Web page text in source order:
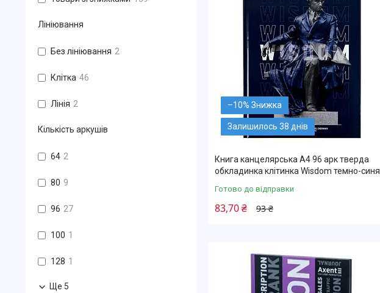
–10%
Залишилось 38 днів
Книга канцелярська А4 96 арк тверда
обкладинка клітинка Wisdom темно-синя
Готово до відправки
93 ₴
83,70 ₴
Лініювання
Без лініювання 2
Клітка 46
Лінія 2
Кількість аркушів
64 2
80 9
96 27
100 1
128 1
Ще 5